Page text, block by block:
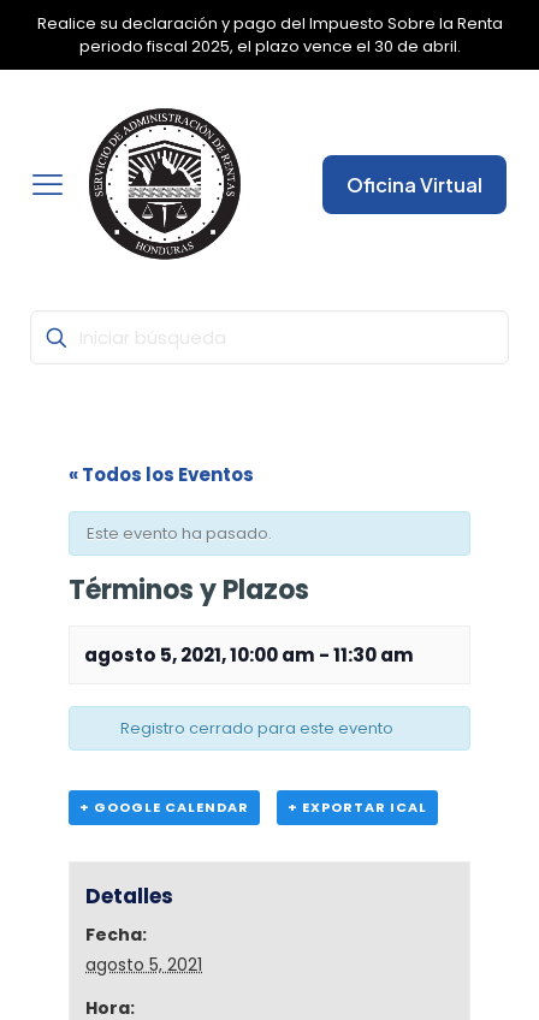
Realice su declaración y pago del Impuesto Sobre la Renta
periodo fiscal 2025, el plazo vence el 30 de abril.
✕
Oficina Virtual
« Todos los Eventos
Este evento ha pasado.
Términos y Plazos
agosto 5, 2021, 10:00 am -11:30 am
Registro cerrado para este evento
+ GOOGLE CALENDAR + EXPORTAR ICAL
Detalles
Fecha:
agosto 5, 2021
Hora: